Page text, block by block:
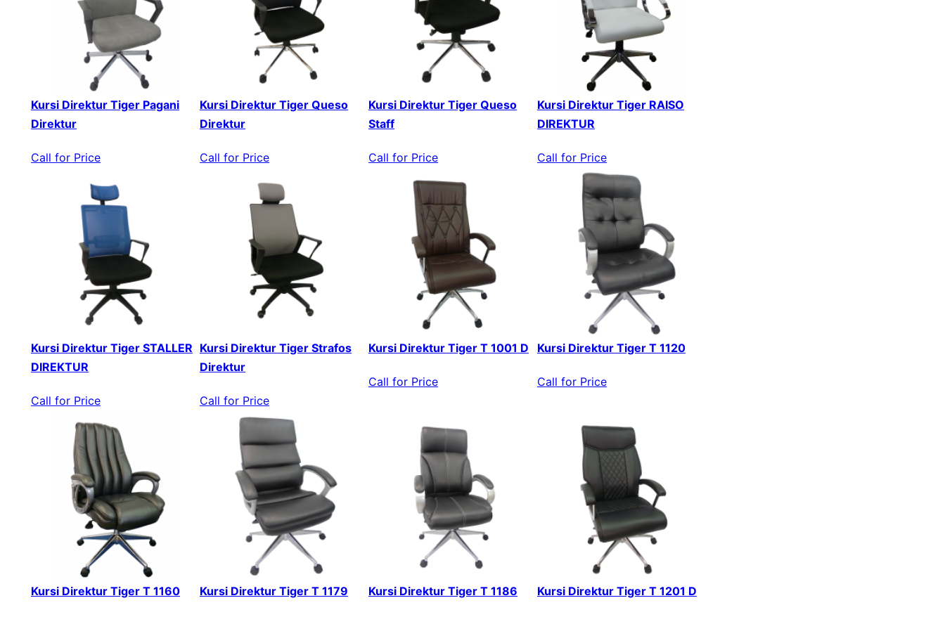
Kursi Direktur Tiger Pagani
Direktur
Call for Price
Kursi Direktur Tiger Queso
Direktur
Call for Price
Kursi Direktur Tiger Queso
Staff
Call for Price
Kursi Direktur Tiger RAISO
DIREKTUR
Call for Price
Kursi Direktur Tiger STALLER
DIREKTUR
Call for Price
Kursi Direktur Tiger Strafos
Direktur
Call for Price
Kursi Direktur Tiger T 1001 D
Call for Price
Kursi Direktur Tiger T 1120
Call for Price
Kursi Direktur Tiger T 1160 Kursi Direktur Tiger T 1179 Kursi Direktur Tiger T 1186 Kursi Direktur Tiger T 1201 D